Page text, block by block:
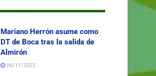
Mariano Herrón asume como
DT de Boca tras la salida de
Almirón
06/11/2023